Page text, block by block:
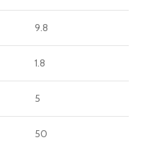
9.8
1.8
5
50